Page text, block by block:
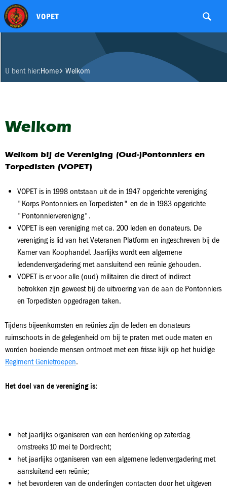
VOPET
U bent hier:Home Welkom
Welkom
Welkom bij de Vereniging (Oud-)Pontonniers en
Torpedisten (VOPET)
VOPET is in 1998 ontstaan uit de in 1947 opgerichte vereniging
"Korps Pontonniers en Torpedisten" en de in 1983 opgerichte
"Pontonnierverenigng".
VOPET is een vereniging met ca. 200 leden en donateurs. De
vereniging is lid van het Veteranen Platform en ingeschreven bij de
Kamer van Koophandel. Jaarlijks wordt een algemene
ledendenvergadering met aansluitend een reünie gehouden.
VOPET is er voor alle (oud) militairen die direct of indirect
betrokken zijn geweest bij de uitvoering van de aan de Pontonniers
en Torpedisten opgedragen taken.
Tijdens bijeenkomsten en reünies zijn de leden en donateurs
ruimschoots in de gelegenheid om bij te praten met oude maten en
worden boeiende mensen ontmoet met een frisse kijk op het huidige
Regiment Genietroepen.
Het doel van de vereniging is:
het jaarlijks organiseren van een herdenking op zaterdag
omstreeks 10 mei te Dordrecht;
het jaarlijks organiseren van een algemene ledenvergadering met
aansluitend een reünie;
het bevorderen van de onderlingen contacten door het uitgeven